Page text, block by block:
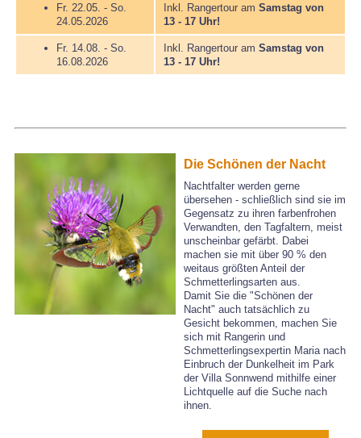
Fr. 22.05. - So.
24.05.2026
Inkl. Rangertour am Samstag von
13 - 17 Uhr!
Fr. 14.08. - So.
16.08.2026
Inkl. Rangertour am Samstag von
13 - 17 Uhr!
Die Schönen der Nacht
Nachtfalter werden gerne
übersehen - schließlich sind sie im
Gegensatz zu ihren farbenfrohen
Verwandten, den Tagfaltern, meist
unscheinbar gefärbt. Dabei
machen sie mit über 90 % den
weitaus größten Anteil der
Schmetterlingsarten aus.
Damit Sie die "Schönen der
Nacht" auch tatsächlich zu
Gesicht bekommen, machen Sie
sich mit Rangerin und
Schmetterlingsexpertin Maria nach
Einbruch der Dunkelheit im Park
der Villa Sonnwend mithilfe einer
Lichtquelle auf die Suche nach
ihnen.